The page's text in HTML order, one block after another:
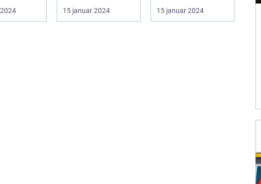
hvert
etape: En
uundgåelig del af ...
15 januar 2024 15 januar 2024